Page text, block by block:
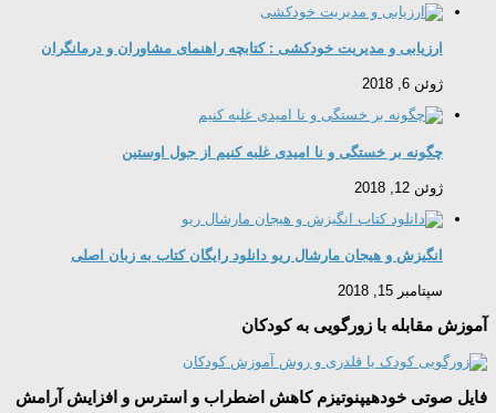
ارزیابی و مدیریت خودکشی : کتابچه راهنمای مشاوران و درمانگران
ژوئن 6, 2018
چگونه بر خستگی و نا امیدی غلبه کنیم از جول اوستین
ژوئن 12, 2018
انگیزش و هیجان مارشال ریو دانلود رایگان کتاب به زبان اصلی
سپتامبر 15, 2018
آموزش مقابله با زورگویی به کودکان
فایل صوتی خودهیپنوتیزم کاهش اضطراب و استرس و افزایش آرامش